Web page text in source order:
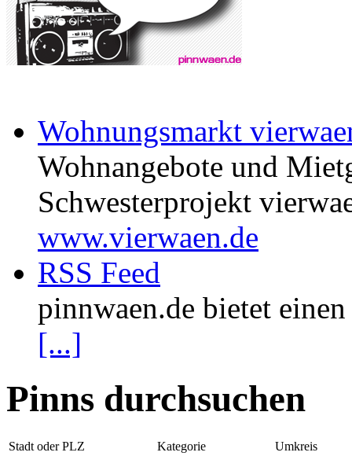
Wohnungsmarkt
Wohnangebote und
Schwesterprojekt
www.vierwaen.de
RSS Feed
pinnwaen.de bietet
[...]
Pinns durchsuchen
Stadt oder PLZ Kategorie
Umkreis